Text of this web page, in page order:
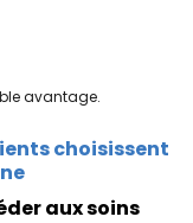
avantage.
choisissent
aux soins